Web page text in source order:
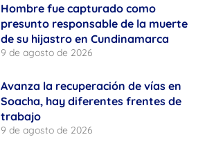
Hombre fue capturado como
presunto responsable de la muerte
de su hijastro en Cundinamarca
9 de agosto de 2026
Avanza la recuperación de vías en
Soacha, hay diferentes frentes de
trabajo
9 de agosto de 2026